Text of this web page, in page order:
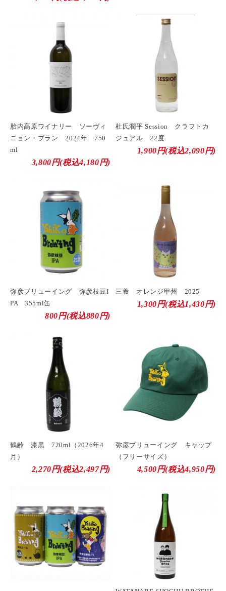
胎内高原ワイナリー ソーヴィ
ニョン・ブラン 2024年 750
ml
3,800円(税込4,180円)
杜氏潤平 Session クラフトカ
ジュアル 22度
1,900円(税込2,090円)
弥彦ブリューイング 弥彦枝豆I
PA 355ml缶
800円(税込880円)
三養 オレンジ甲州 2025
1,300円(税込1,430円)
鶴齢 漆黒 720ml（2026年4
月）
2,270円(税込2,497円)
弥彦ブリューイング キャップ
（フリーサイズ）
4,500円(税込4,950円)